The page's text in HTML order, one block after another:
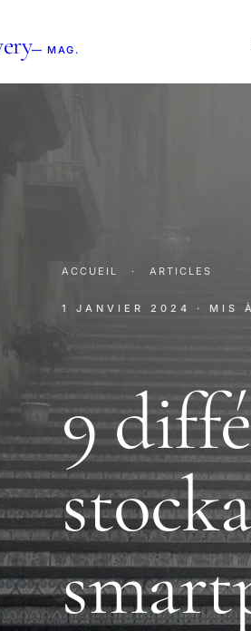
— MAG.
ACCUEIL · ARTICLES
1 JANVIER 2024 · MIS
9